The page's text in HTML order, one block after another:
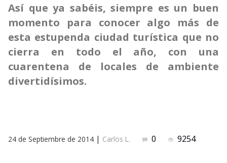
Así que ya sabéis, siempre es un buen
momento para conocer algo más de
esta estupenda ciudad turística que no
cierra en todo el año, con una
cuarentena de locales de ambiente
divertidísimos.
24 de Septiembre de 2014 | Carlos L. 0 9254